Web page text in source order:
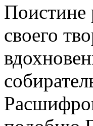
Поистине
своего